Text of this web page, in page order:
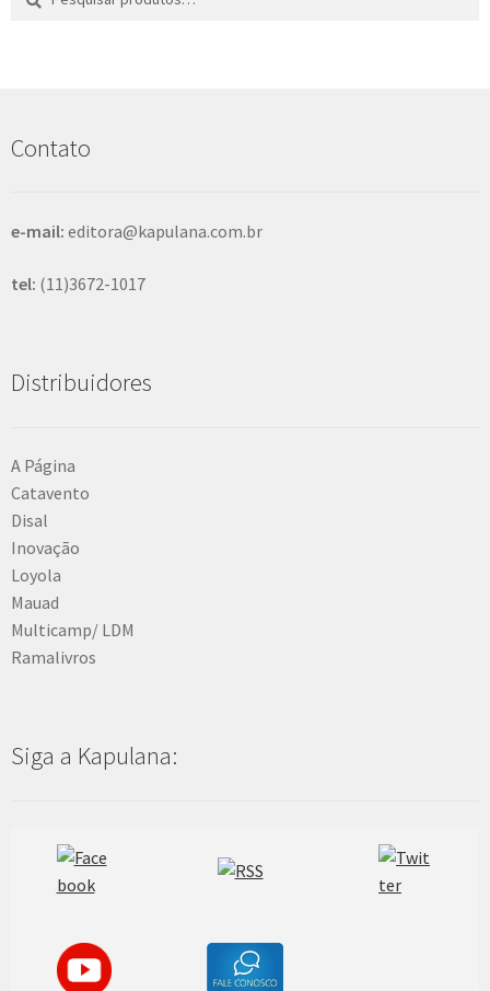
a
Contato
e-mail: editora@kapulana.com.br
tel: (11)3672-1017
Distribuidores
A Página
Catavento
Disal
Inovação
Loyola
Mauad
Multicamp/ LDM
Ramalivros
Siga a Kapulana: